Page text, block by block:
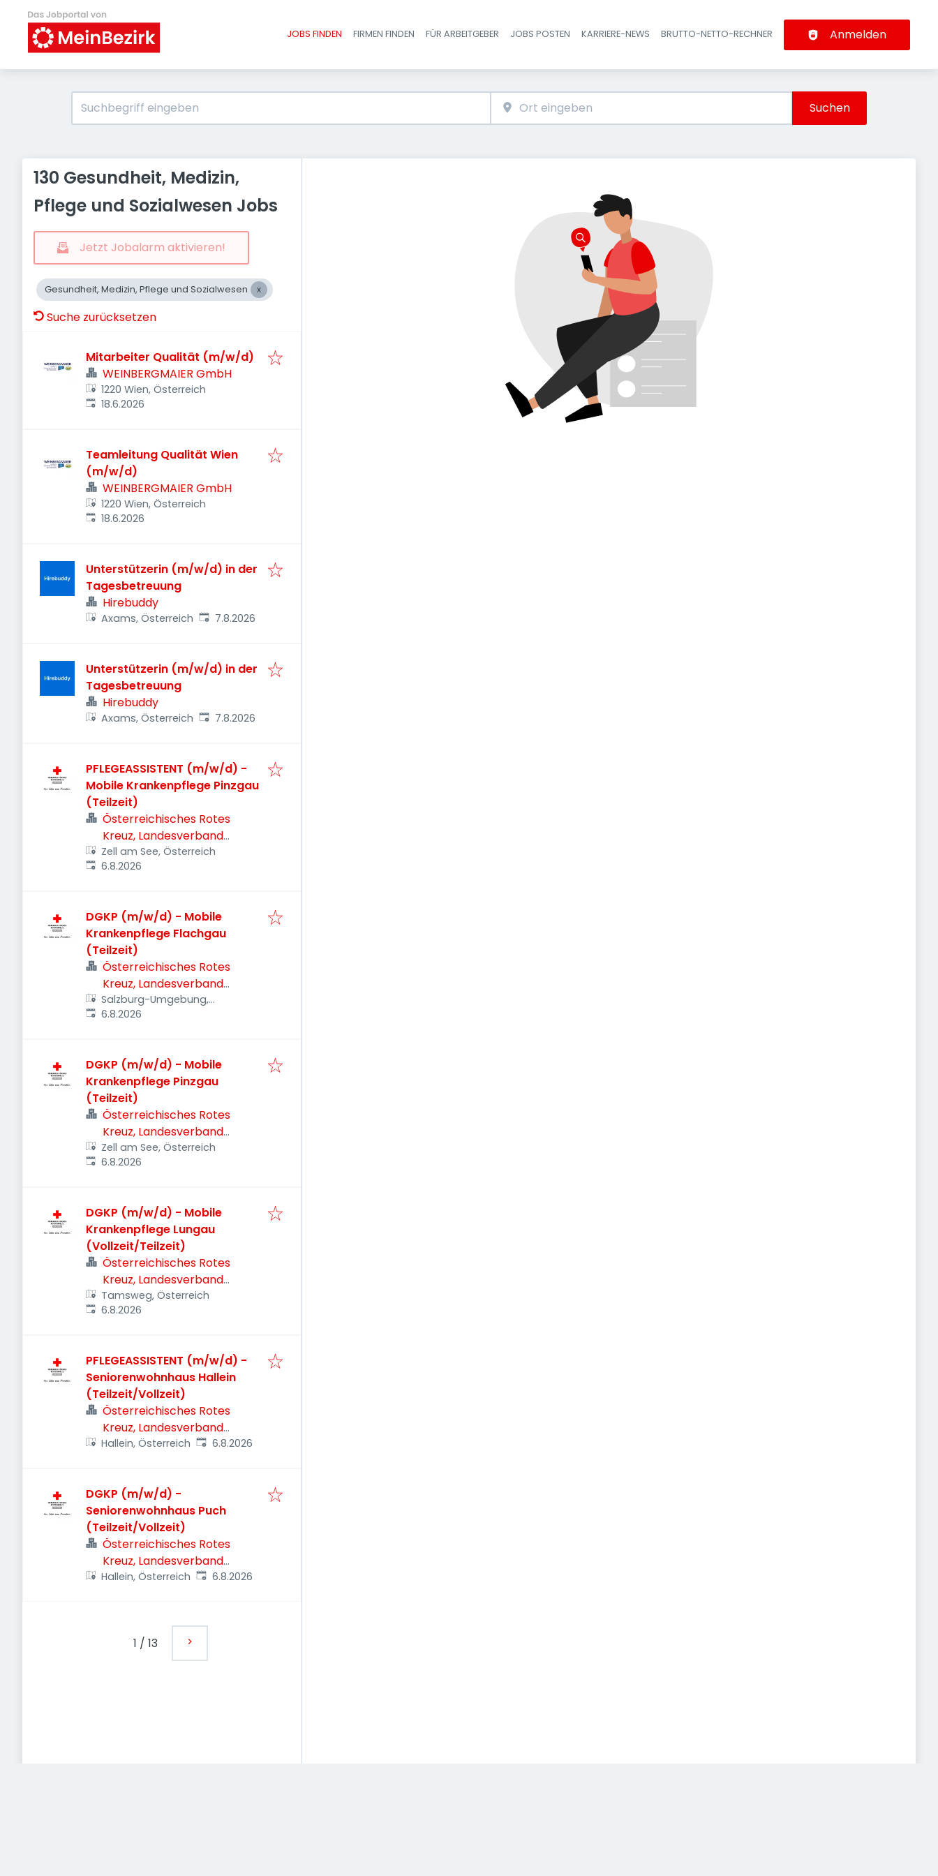
Haupt-Navigation
JOBS FINDEN FIRMEN FINDEN FÜR ARBEITGEBER JOBS POSTEN KARRIERE-NEWS BRUTTO-NETTO-RECHNER Anmelden
Suchen
130 Gesundheit, Medizin,
Pflege und Sozialwesen Jobs
Jetzt Jobalarm aktivieren!
Gesundheit, Medizin, Pflege und Sozialwesen
Suche zurücksetzen
Mitarbeiter Qualität (m/w/d)
WEINBERGMAIER GmbH
1220 Wien, Österreich
Veröffentlicht
18.6.2026
Teamleitung Qualität Wien
(m/w/d)
WEINBERGMAIER GmbH
1220 Wien, Österreich
Veröffentlicht
18.6.2026
Unterstützerin (m/w/d) in der
Tagesbetreuung
Hirebuddy
Axams, Österreich Veröffentlicht
7.8.2026
Unterstützerin (m/w/d) in der
Tagesbetreuung
Hirebuddy
Axams, Österreich Veröffentlicht
7.8.2026
PFLEGEASSISTENT (m/w/d) -
Mobile Krankenpflege Pinzgau
(Teilzeit)
Österreichisches Rotes
Kreuz, Landesverband
Salzburg
Zell am See, Österreich
Veröffentlicht
6.8.2026
DGKP (m/w/d) - Mobile
Krankenpflege Flachgau
(Teilzeit)
Österreichisches Rotes
Kreuz, Landesverband
Salzburg
Salzburg-Umgebung,
Österreich
Veröffentlicht
6.8.2026
DGKP (m/w/d) - Mobile
Krankenpflege Pinzgau
(Teilzeit)
Österreichisches Rotes
Kreuz, Landesverband
Salzburg
Zell am See, Österreich
Veröffentlicht
6.8.2026
DGKP (m/w/d) - Mobile
Krankenpflege Lungau
(Vollzeit/Teilzeit)
Österreichisches Rotes
Kreuz, Landesverband
Salzburg
Tamsweg, Österreich
Veröffentlicht
6.8.2026
PFLEGEASSISTENT (m/w/d) -
Seniorenwohnhaus Hallein
(Teilzeit/Vollzeit)
Österreichisches Rotes
Kreuz, Landesverband
Salzburg
Hallein, Österreich Veröffentlicht
6.8.2026
DGKP (m/w/d) -
Seniorenwohnhaus Puch
(Teilzeit/Vollzeit)
Österreichisches Rotes
Kreuz, Landesverband
Salzburg
Hallein, Österreich Veröffentlicht
6.8.2026
1 / 13